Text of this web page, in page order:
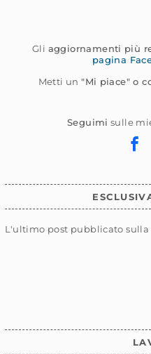
Gli aggiornamenti più
pagina
Metti un"Mi piace" o
Seguimi sulle
L'ultimo post pubblicato